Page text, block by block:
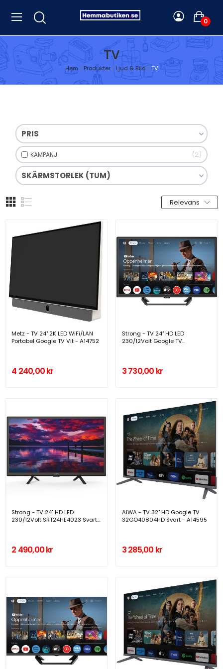
0
TV
Hem Produkter Ljud & Bild TV
PRIS
KAMPANJ 2
SKÄRMSTORLEK (TUM)
Relevans
Metz - TV 24" 2K LED WiFi/LAN
Portabel Google TV Vit - A14752
4 240,00 kr
Strong - TV 24" HD LED
230/12Volt Google TV
3 730,00 kr
Strong - TV 24" HD LED
230/12Volt SRT24HE4023 Svart
2 490,00 kr
AIWA - TV 32" HD Google TV
32GO40804HD Svart - A14595
3 285,00 kr